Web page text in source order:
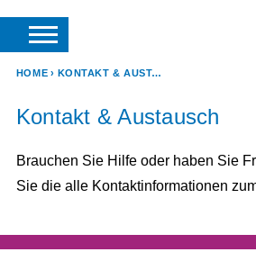
SUCHE VERANSTALTER LOGIN
HOME KONTAKT & AUSTAUSCH
Kontakt & Austausch
Brauchen Sie Hilfe oder haben Sie
Sie die alle Kontaktinformationen